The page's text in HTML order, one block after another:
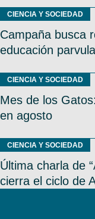
CIENCIA Y SOCIEDAD
Campaña busca
educación
CIENCIA Y SOCIEDAD
Mes de los
en agosto
CIENCIA Y SOCIEDAD
Última charla de
cierra el ciclo de